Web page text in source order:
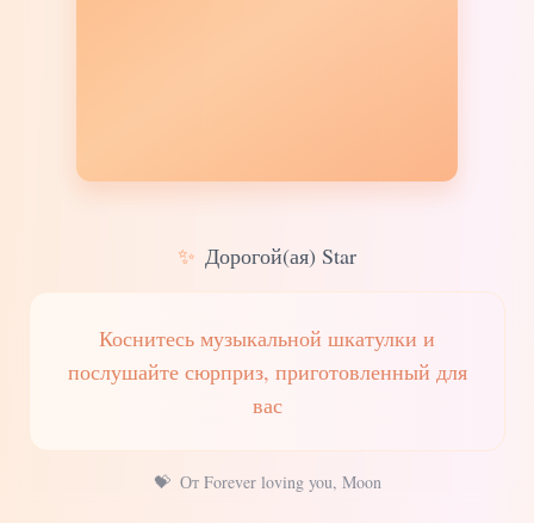
✨ Дорогой(ая) Star
Коснитесь музыкальной шкатулки и
послушайте сюрприз, приготовленный для
вас
💝 От Forever loving you, Moon